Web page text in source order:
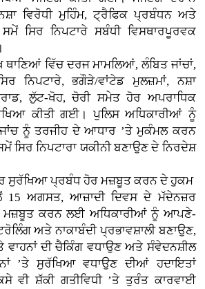
ਵਿਰੋਧੀ ਮੁਹਿੰਮ, ਟ੍ਰੈਫਿਕ ਪ੍ਰਬੰਧਨ ਅਤੇ
ਸਿਰ ਨਿਪਟਾਰੇ ਸਬੰਧੀ ਵਿਸਥਾਰਪੂਰਵਕ
ਥਾਣਿਆਂ ਵਿੱਚ ਦਰਜ ਮਾਮਲਿਆਂ, ਲੰਬਿਤ ਜਾਂਚਾਂ,
ਨਿਪਟਾਰੇ, ਭਗੌੜੇ/ਵਾਂਟੇਡ ਮੁਲਜ਼ਮਾਂ, ਨਸ਼ਾ
ਲੁੱਟ-ਖੋਹ, ਚੋਰੀ ਸਮੇਤ ਹੋਰ ਅਪਰਾਧਿਕ
ਕੀਤੀ ਗਈ। ਪੁਲਿਸ ਅਧਿਕਾਰੀਆਂ ਨੂੰ
ਨੂੰ ਤਰਜੀਹ ਦੇ ਆਧਾਰ ’ਤੇ ਮੁਕੰਮਲ ਕਰਨ
ਸਿਰ ਨਿਪਟਾਰਾ ਯਕੀਨੀ ਬਣਾਉਣ ਦੇ ਨਿਰਦੇਸ਼
ਸੁਰੱਖਿਆ ਪ੍ਰਬੰਧ ਹੋਰ ਮਜ਼ਬੂਤ ਕਰਨ ਦੇ ਹੁਕਮ
15 ਅਗਸਤ, ਆਜ਼ਾਦੀ ਦਿਵਸ ਦੇ ਮੱਦੇਨਜ਼ਰ
ਮਜ਼ਬੂਤ ਕਰਨ ਲਈ ਅਧਿਕਾਰੀਆਂ ਨੂੰ ਆਪਣੇ-
ਅਤੇ ਨਾਕਾਬੰਦੀ ਪ੍ਰਭਾਵਸ਼ਾਲੀ ਬਣਾਉਣ,
ਦੀ ਚੈਕਿੰਗ ਵਧਾਉਣ ਅਤੇ ਸੰਵੇਦਨਸ਼ੀਲ
’ਤੇ ਸੁਰੱਖਿਆ ਵਧਾਉਣ ਦੀਆਂ ਹਦਾਇਤਾਂ
ਵੀ ਸ਼ੱਕੀ ਗਤੀਵਿਧੀ ’ਤੇ ਤੁਰੰਤ ਕਾਰਵਾਈ